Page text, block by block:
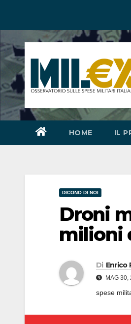
HOME IL
DICONO DI NOI
Droni
milioni
Di Enrico
MAG 30,
spese